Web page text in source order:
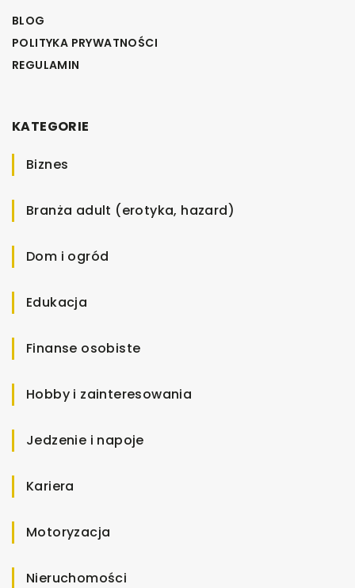
BLOG
POLITYKA PRYWATNOŚCI
REGULAMIN
KATEGORIE
Biznes
Branża adult (erotyka, hazard)
Dom i ogród
Edukacja
Finanse osobiste
Hobby i zainteresowania
Jedzenie i napoje
Kariera
Motoryzacja
Nieruchomości